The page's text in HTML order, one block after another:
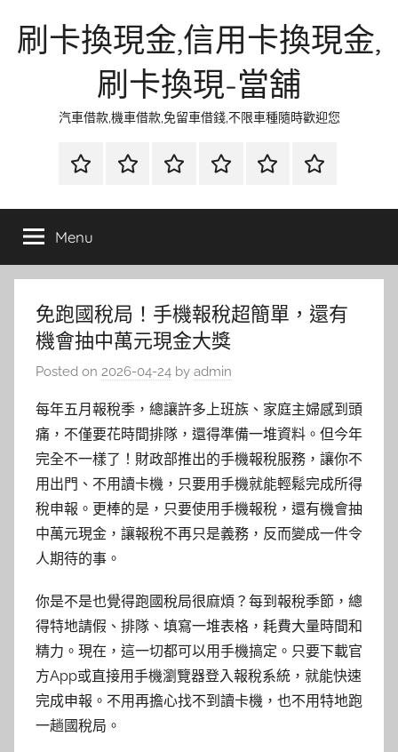
刷卡換現金,信用卡換現金,
刷卡換現-當舖
汽車借款,機車借款,免留車借錢,不限車種隨時歡迎您
首
當
金
網
資
流
時
環
清
聯
徵
Menu
免跑國稅局！手機報稅超簡單，還有
機會抽中萬元現金大獎
Posted on 2026-04-24 by admin
每年五月報稅季，總讓許多上班族、家庭主婦感到頭
痛，不僅要花時間排隊，還得準備一堆資料。但今年
完全不一樣了！財政部推出的手機報稅服務，讓你不
用出門、不用讀卡機，只要用手機就能輕鬆完成所得
稅申報。更棒的是，只要使用手機報稅，還有機會抽
中萬元現金，讓報稅不再只是義務，反而變成一件令
人期待的事。
你是不是也覺得跑國稅局很麻煩？每到報稅季節，總
得特地請假、排隊、填寫一堆表格，耗費大量時間和
精力。現在，這一切都可以用手機搞定。只要下載官
方App或直接用手機瀏覽器登入報稅系統，就能快速
完成申報。不用再擔心找不到讀卡機，也不用特地跑
一趟國稅局。